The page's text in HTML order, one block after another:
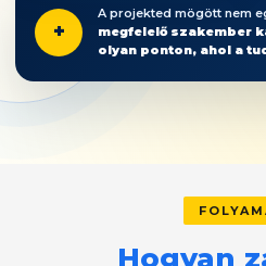
+
A projekted mögött nem
megfelelő szakember
olyan ponton, ahol a
Hogyan